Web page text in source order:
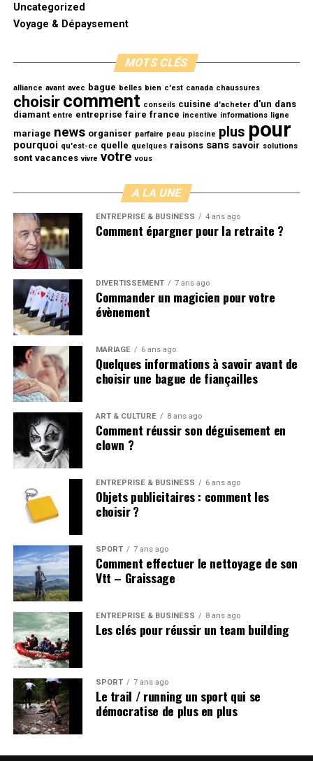
Uncategorized
Voyage & Dépaysement
MOTS CLÉS
alliance avant avec bague belles bien c'est canada chaussures
choisir comment conseils cuisine d'acheter d'un dans
diamant entre entreprise faire france incentive informations ligne
mariage news organiser parfaire peau piscine plus pour
pourquoi qu'est-ce quelle quelques raisons sans savoir solutions
sont vacances vivre votre vous
A LA UNE
ENTREPRISE & BUSINESS 4 ans ago
Comment épargner pour la retraite ?
DIVERTISSEMENT 7 ans ago
Commander un magicien pour votre
évènement
MARIAGE 6 ans ago
Quelques informations à savoir avant de
choisir une bague de fiançailles
ART & CULTURE 8 ans ago
Comment réussir son déguisement en
clown ?
ENTREPRISE & BUSINESS 6 ans ago
Objets publicitaires : comment les
choisir ?
SPORT 7 ans ago
Comment effectuer le nettoyage de son
Vtt – Graissage
ENTREPRISE & BUSINESS 8 ans ago
Les clés pour réussir un team building
SPORT 7 ans ago
Le trail / running un sport qui se
démocratise de plus en plus